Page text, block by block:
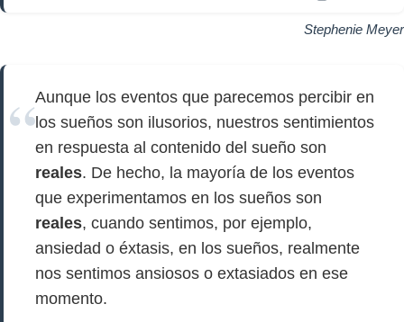
Stephenie Meyer
Aunque los eventos que parecemos percibir en
los sueños son ilusorios, nuestros sentimientos
en respuesta al contenido del sueño son
reales. De hecho, la mayoría de los eventos
que experimentamos en los sueños son
reales, cuando sentimos, por ejemplo,
ansiedad o éxtasis, en los sueños, realmente
nos sentimos ansiosos o extasiados en ese
momento.